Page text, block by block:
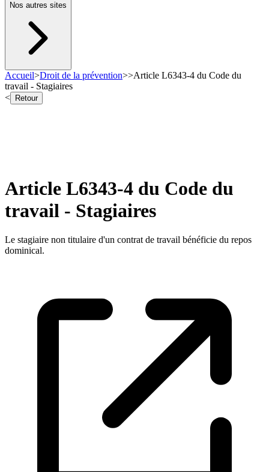
Nos autres sites
Accueil>Droit de la prévention>>Article L6343-4 du Code du
travail - Stagiaires
<
Retour
Article L6343-4 du Code du
travail - Stagiaires
Le stagiaire non titulaire d'un contrat de travail bénéficie du repos
dominical.